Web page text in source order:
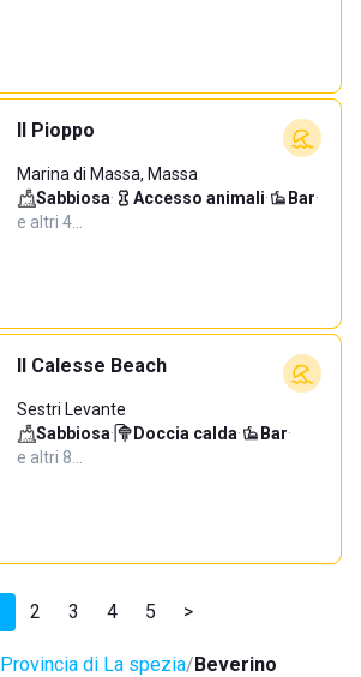
Il Pioppo
Marina di Massa, Massa
Sabbiosa· Accesso animali· Bar·
e altri 4…
Il Calesse Beach
Sestri Levante
Sabbiosa· Doccia calda· Bar·
e altri 8…
2 3 4 5 >
Provincia di La spezia Beverino